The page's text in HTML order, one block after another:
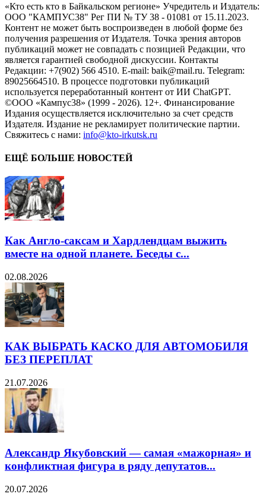
«Кто есть кто в Байкальском регионе» Учредитель и Издатель:
ООО "КАМПУС38" Рег ПИ № ТУ 38 - 01081 от 15.11.2023.
Контент не может быть воспроизведен в любой форме без
получения разрешения от Издателя. Точка зрения авторов
публикаций может не совпадать с позицией Редакции, что
является гарантией свободной дискуссии. Контакты
Редакции: +7(902) 566 4510. E-mail: baik@mail.ru. Telegram:
89025664510. В процессе подготовки публикаций
используется переработанный контент от ИИ ChatGPT.
©ООО «Кампус38» (1999 - 2026). 12+. Финансирование
Издания осуществляется исключительно за счет средств
Издателя. Издание не рекламирует политические партии.
Свяжитесь с нами: info@kto-irkutsk.ru
ЕЩЁ БОЛЬШЕ НОВОСТЕЙ
Как Англо-саксам и Хардлендцам выжить
вместе на одной планете. Беседы с...
02.08.2026
КАК ВЫБРАТЬ КАСКО ДЛЯ АВТОМОБИЛЯ
БЕЗ ПЕРЕПЛАТ
21.07.2026
Александр Якубовский — самая «мажорная» и
конфликтная фигура в ряду депутатов...
20.07.2026